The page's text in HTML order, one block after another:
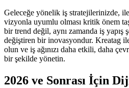
Geleceğe yönelik iş stratejilerinizde,
vizyonla uyumlu olması kritik önem
bir trend değil, aynı zamanda iş yapış
değiştiren bir inovasyondur. Kreatag
olun ve iş ağınızı daha etkili, daha
bir şekilde yönetin.
2026 ve Sonrası İçin